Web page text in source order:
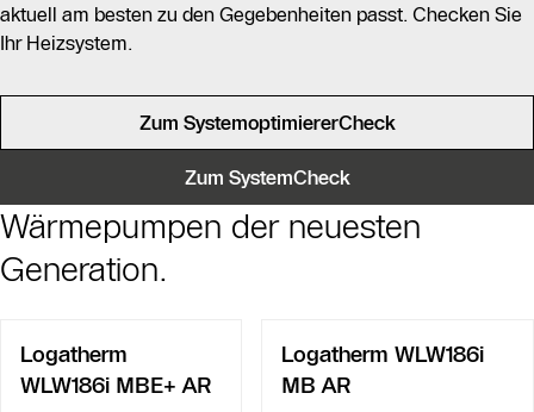
aktuell am besten zu den Gegebenheiten passt. Checken Sie
Ihr Heizsystem.
Zum SystemoptimiererCheck
Zum SystemCheck
Wärmepumpen der neuesten
Generation.
Logatherm
WLW186i MBE+ AR
Logatherm WLW186i
MB AR